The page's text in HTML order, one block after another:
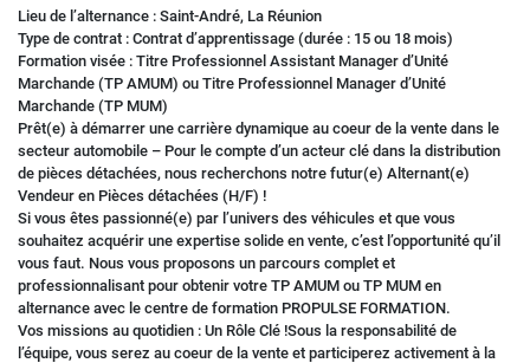
Lieu de l’alternance : Saint-André, La Réunion
Type de contrat : Contrat d’apprentissage (durée : 15 ou 18 mois)
Formation visée : Titre Professionnel Assistant Manager d’Unité
Marchande (TP AMUM) ou Titre Professionnel Manager d’Unité
Marchande (TP MUM)
Prêt(e) à démarrer une carrière dynamique au coeur de la vente dans le
secteur automobile – Pour le compte d’un acteur clé dans la distribution
de pièces détachées, nous recherchons notre futur(e) Alternant(e)
Vendeur en Pièces détachées (H/F) !
Si vous êtes passionné(e) par l’univers des véhicules et que vous
souhaitez acquérir une expertise solide en vente, c’est l’opportunité qu’il
vous faut. Nous vous proposons un parcours complet et
professionnalisant pour obtenir votre TP AMUM ou TP MUM en
alternance avec le centre de formation PROPULSE FORMATION.
Vos missions au quotidien : Un Rôle Clé !Sous la responsabilité de
l’équipe, vous serez au coeur de la vente et participerez activement à la